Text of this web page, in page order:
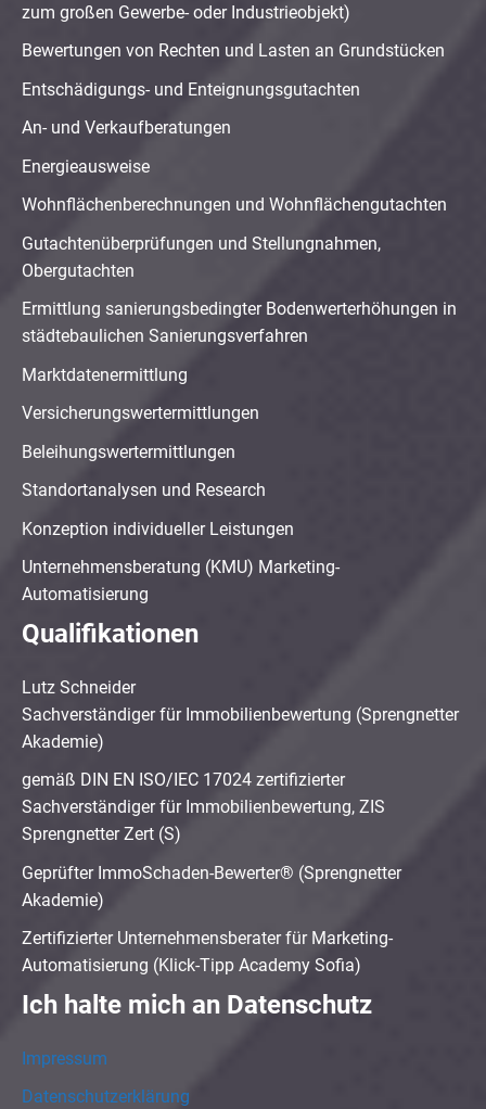
zum großen Gewerbe- oder Industrieobjekt)
Bewertungen von Rechten und Lasten an Grundstücken
Entschädigungs- und Enteignungsgutachten
An- und Verkaufberatungen
Energieausweise
Wohnflächenberechnungen und Wohnflächengutachten
Gutachtenüberprüfungen und Stellungnahmen,
Obergutachten
Ermittlung sanierungsbedingter Bodenwerterhöhungen in
städtebaulichen Sanierungsverfahren
Marktdatenermittlung
Versicherungswertermittlungen
Beleihungswertermittlungen
Standortanalysen und Research
Konzeption individueller Leistungen
Unternehmensberatung (KMU) Marketing-
Automatisierung
Qualifikationen
Lutz Schneider
Sachverständiger für Immobilienbewertung (Sprengnetter
Akademie)
gemäß DIN EN ISO/IEC 17024 zertifizierter
Sachverständiger für Immobilienbewertung, ZIS
Sprengnetter Zert (S)
Geprüfter ImmoSchaden-Bewerter® (Sprengnetter
Akademie)
Zertifizierter Unternehmensberater für Marketing-
Automatisierung (Klick-Tipp Academy Sofia)
Ich halte mich an Datenschutz
Impressum
Datenschutzerklärung